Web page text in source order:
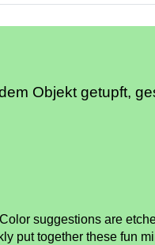
Objekt getupft,
suggestions are
put together these fun